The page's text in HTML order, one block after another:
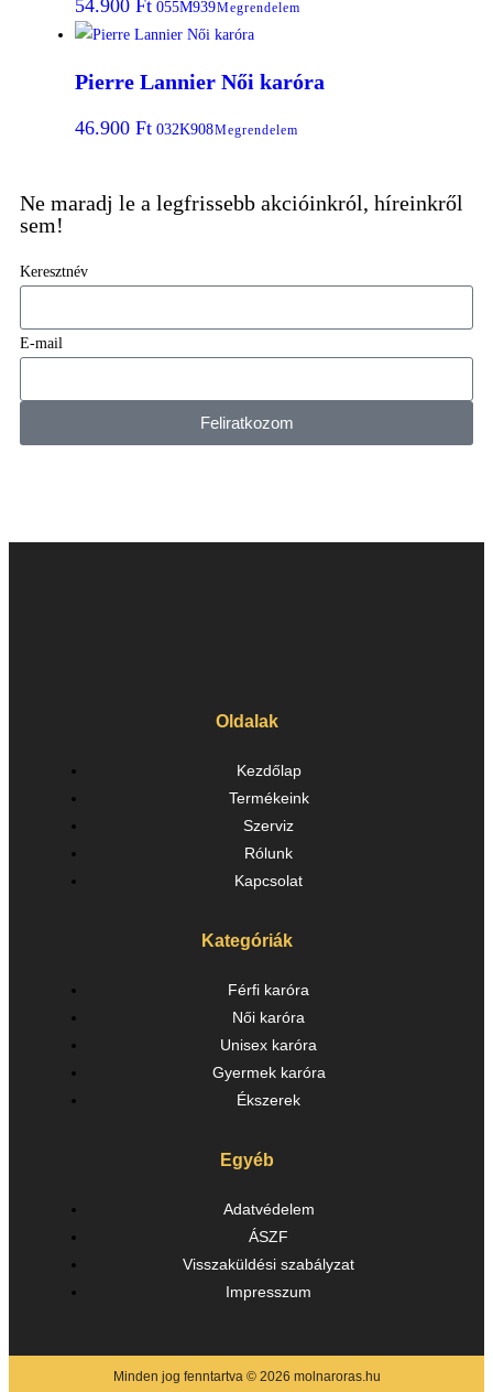
54.900 Ft 055M939Megrendelem
Pierre Lannier Női karóra
46.900 Ft 032K908Megrendelem
Ne maradj le a legfrissebb akcióinkról, híreinkről
sem!
Keresztnév
E-mail
Feliratkozom
Oldalak
Kezdőlap
Termékeink
Szerviz
Rólunk
Kapcsolat
Kategóriák
Férfi karóra
Női karóra
Unisex karóra
Gyermek karóra
Ékszerek
Egyéb
Adatvédelem
ÁSZF
Visszaküldési szabályzat
Impresszum
Minden jog fenntartva © 2026 molnaroras.hu